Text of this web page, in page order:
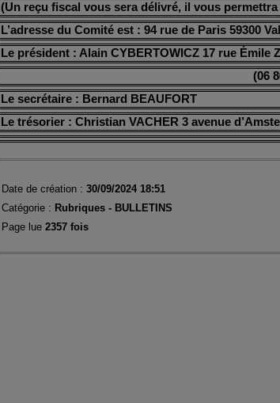
(Un reçu fiscal vous sera délivré, il vous
L’adresse du Comité est : 94 rue de Paris 59300
Le président : Alain CYBERTOWICZ 17 rue Émile
(06
Le secrétaire : Bernard BEAUFORT
Le trésorier : Christian VACHER 3 avenue
Date de création : 30/09/2024 18:51
Catégorie : Rubriques - BULLETINS
Page lue 2357 fois